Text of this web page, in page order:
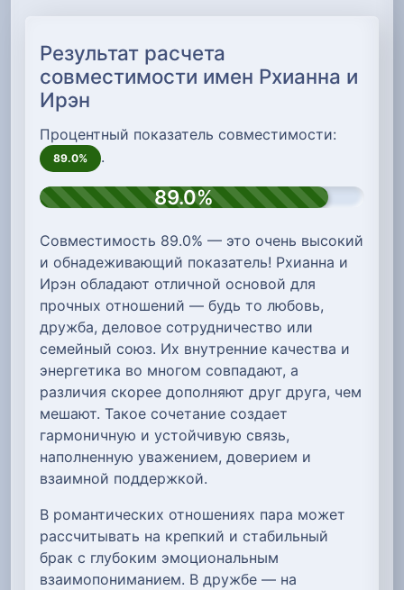
Результат расчета
совместимости имен Рхианна и
Ирэн
Процентный показатель совместимости:
89.0% .
89.0%
Совместимость 89.0% — это очень высокий
и обнадеживающий показатель! Рхианна и
Ирэн обладают отличной основой для
прочных отношений — будь то любовь,
дружба, деловое сотрудничество или
семейный союз. Их внутренние качества и
энергетика во многом совпадают, а
различия скорее дополняют друг друга, чем
мешают. Такое сочетание создает
гармоничную и устойчивую связь,
наполненную уважением, доверием и
взаимной поддержкой.
В романтических отношениях пара может
рассчитывать на крепкий и стабильный
брак с глубоким эмоциональным
взаимопониманием. В дружбе — на